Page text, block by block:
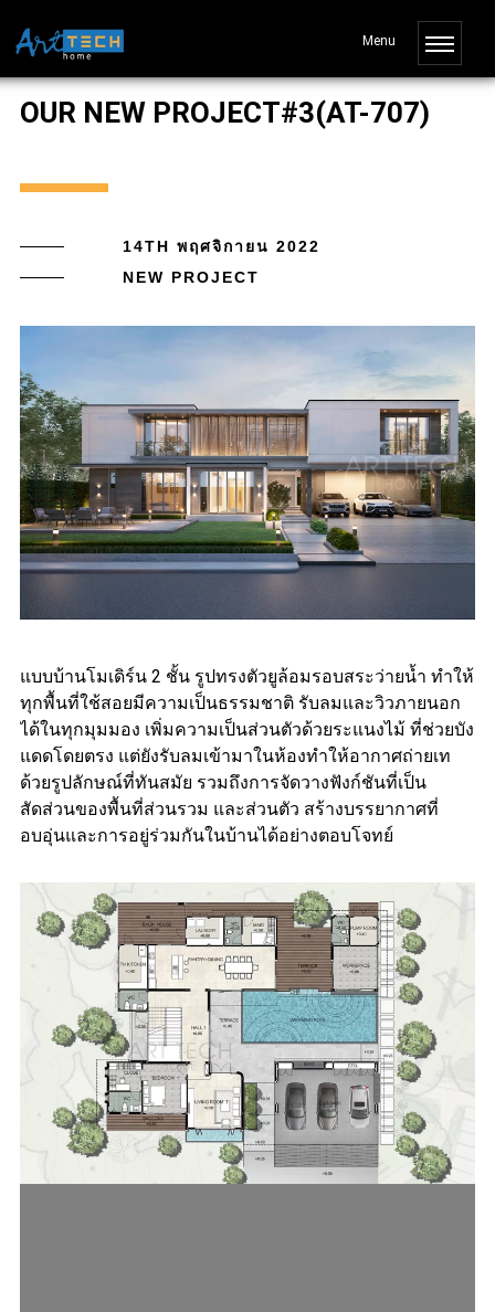
OUR NEW PROJECT#3(AT-707)
14TH พฤศจิกายน 2022
NEW PROJECT
แบบบ้านโมเดิร์น 2 ชั้น รูปทรงตัวยูล้อมรอบสระว่ายน้ำ ทำให้
ทุกพื้นที่ใช้สอยมีความเป็นธรรมชาติ รับลมและวิวภายนอก
ได้ในทุกมุมมอง เพิ่มความเป็นส่วนตัวด้วยระแนงไม้ ที่ช่วยบัง
แดดโดยตรง แต่ยังรับลมเข้ามาในห้องทำให้อากาศถ่ายเท
ด้วยรูปลักษณ์ที่ทันสมัย รวมถึงการจัดวางฟังก์ชันที่เป็น
สัดส่วนของพื้นที่ส่วนรวม และส่วนตัว สร้างบรรยากาศที่
อบอุ่นและการอยู่ร่วมกันในบ้านได้อย่างตอบโจทย์